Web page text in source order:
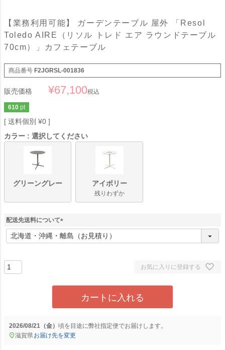
【業務利用可能】 ガーデンテーブル 屋外 「Resol
Toledo AIRE（リソル トレド エア ラウンドテーブル
70cm）」カフェテーブル
商品番号 F2JGRSL-001836
販売価格 ¥67,100税込
610 pt
送料個別 ¥0
カラー
選択してください
グリーングレー アイボリー
残りわずか
配送先送料について
(
必
お気に入りに登録する
カートに入れる
2026/08/21（金） に弊社指定便でお届けします。
滋賀県お届け先を変更